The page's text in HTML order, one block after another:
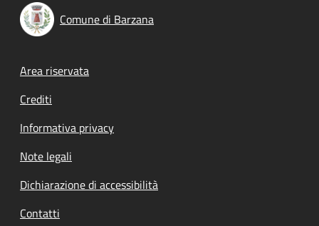
Comune di Barzana
Footer menu
Area riservata
Crediti
Informativa privacy
Note legali
Dichiarazione di accessibilità
Contatti